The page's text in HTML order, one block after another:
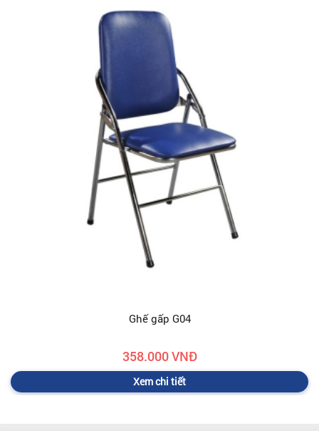
Ghế gấp G04
358.000 VNĐ
Xem chi tiết